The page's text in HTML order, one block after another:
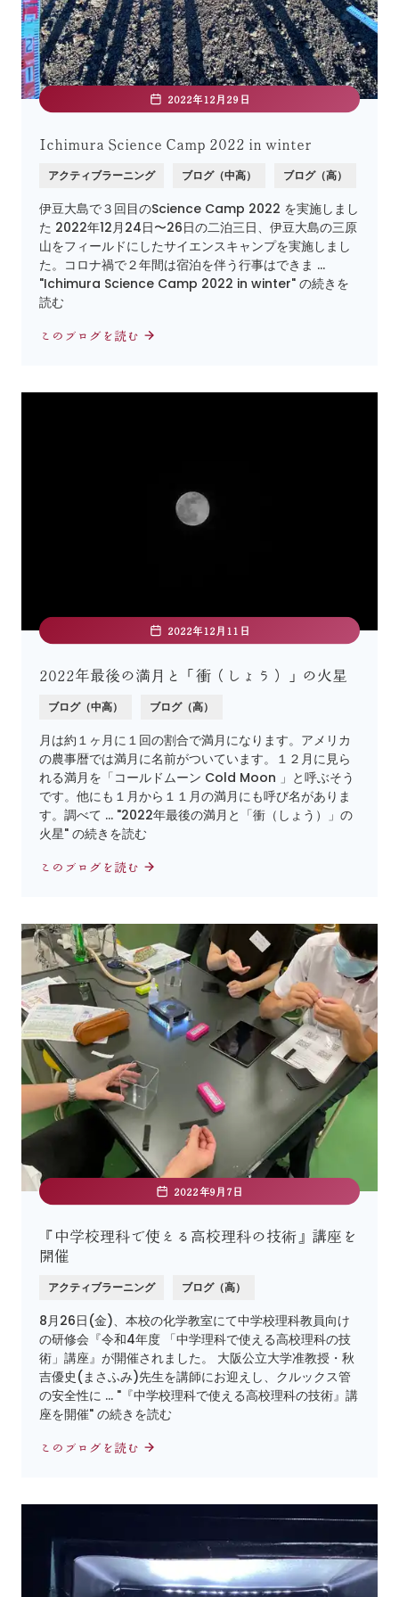
2022年12月29日
Ichimura Science Camp 2022 in winter
アクティブラーニング ブログ（中高） ブログ（高）
伊豆大島で３回目のScience Camp 2022 を実施しまし
た 2022年12月24日〜26日の二泊三日、伊豆大島の三原
山をフィールドにしたサイエンスキャンプを実施しまし
た。コロナ禍で２年間は宿泊を伴う行事はできま …
"Ichimura Science Camp 2022 in winter" の続きを
読む
このブログを読む
2022年12月11日
2022年最後の満月と「衝（しょう）」の火星
ブログ（中高） ブログ（高）
月は約１ヶ月に１回の割合で満月になります。アメリカ
の農事暦では満月に名前がついています。１２月に見ら
れる満月を「コールドムーン Cold Moon 」と呼ぶそう
です。他にも１月から１１月の満月にも呼び名がありま
す。調べて … "2022年最後の満月と「衝（しょう）」の
火星" の続きを読む
このブログを読む
2022年9月7日
『中学校理科で使える高校理科の技術』講座を
開催
アクティブラーニング ブログ（高）
8月26日(金)、本校の化学教室にて中学校理科教員向け
の研修会『令和4年度 「中学理科で使える高校理科の技
術」講座』が開催されました。 大阪公立大学准教授・秋
吉優史(まさふみ)先生を講師にお迎えし、クルックス管
の安全性に … "『中学校理科で使える高校理科の技術』講
座を開催" の続きを読む
このブログを読む